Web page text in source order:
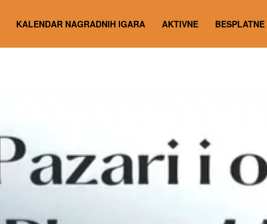
KALENDAR NAGRADNIH IGARA AKTIVNE BESPLATNE